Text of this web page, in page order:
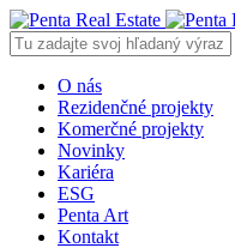
O nás
Rezidenčné projekty
Komerčné projekty
Novinky
Kariéra
ESG
Penta Art
Kontakt